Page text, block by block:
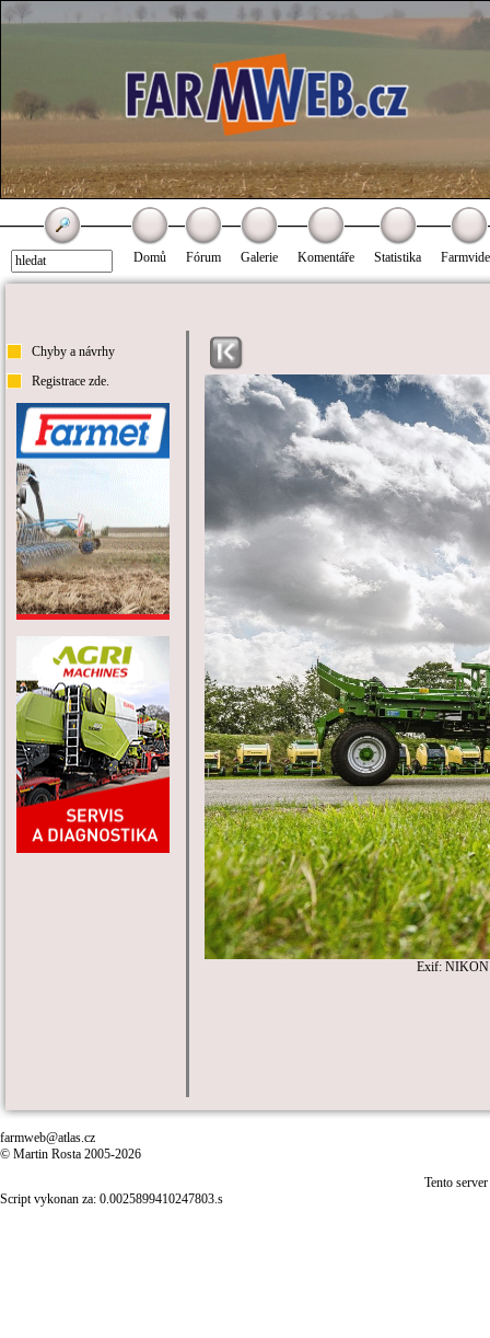
Domů Fórum Galerie Komentáře Statistika
Chyby a návrhy
Registrace zde.
Exif: NIKON
farmweb@atlas.cz
© Martin Rosta 2005-2026
Tento
Script vykonan za: 0.0025899410247803.s